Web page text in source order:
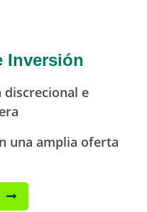
Inversión
discrecional e
una amplia oferta